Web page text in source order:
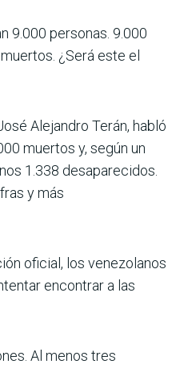
9.000 personas. 9.000
¿Será este el
Alejandro Terán, habló
muertos y, según un
1.338 desaparecidos.
y más
oficial, los venezolanos
encontrar a las
Al menos tres